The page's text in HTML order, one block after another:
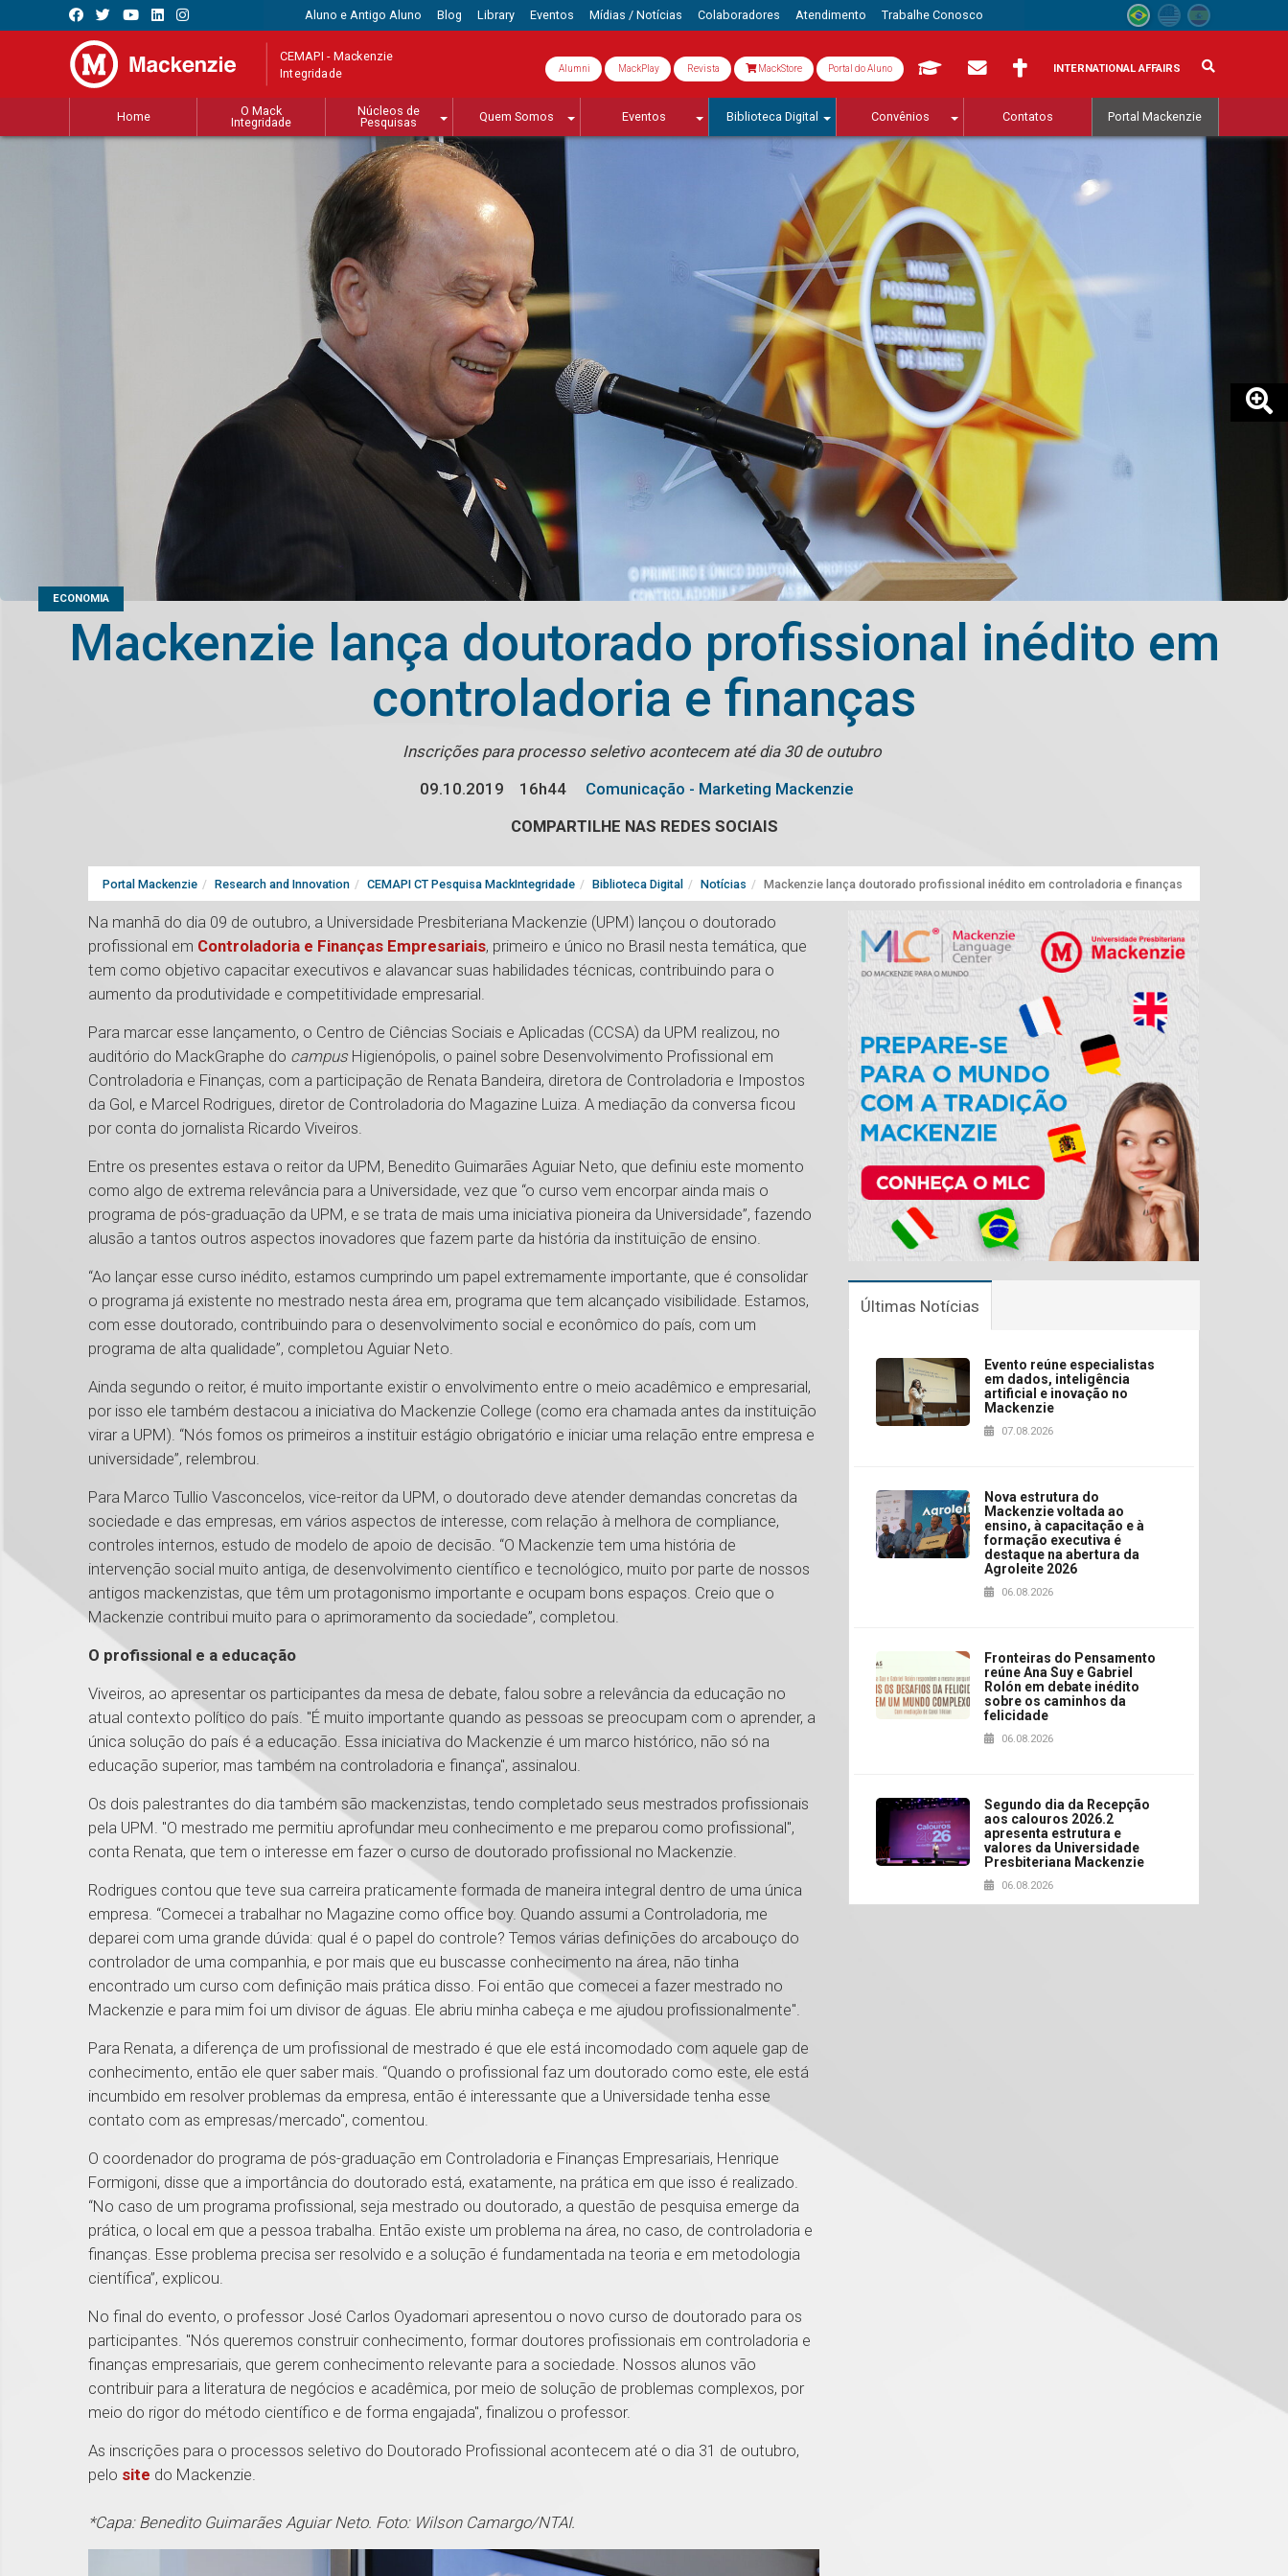
Aluno e Antigo Aluno Blog Library Eventos Mídias / Notícias Colaboradores Atendimento Trabalhe Conosco
CEMAPI - Mackenzie
Integridade Alumni MackPlay Revista MackStore Portal do Aluno INTERNATIONAL AFFAIRS
Home
O Mack
Integridade
Núcleos de
Pesquisas
Quem Somos Eventos Biblioteca Digital Convênios Contatos Portal Mackenzie
ECONOMIA
Mackenzie lança doutorado profissional inédito em
controladoria e finanças
Inscrições para processo seletivo acontecem até dia 30 de outubro
09.10.2019
16h44
Comunicação - Marketing Mackenzie
COMPARTILHE NAS REDES SOCIAIS
Portal Mackenzie Research and Innovation CEMAPI CT Pesquisa MackIntegridade Biblioteca Digital Notícias Mackenzie lança doutorado profissional inédito em controladoria e finanças
Na manhã do dia 09 de outubro, a Universidade Presbiteriana Mackenzie (UPM) lançou o doutorado
profissional em Controladoria e Finanças Empresariais, primeiro e único no Brasil nesta temática, que
tem como objetivo capacitar executivos e alavancar suas habilidades técnicas, contribuindo para o
aumento da produtividade e competitividade empresarial.
Para marcar esse lançamento, o Centro de Ciências Sociais e Aplicadas (CCSA) da UPM realizou, no
auditório do MackGraphe do campus Higienópolis, o painel sobre Desenvolvimento Profissional em
Controladoria e Finanças, com a participação de Renata Bandeira, diretora de Controladoria e Impostos
da Gol, e Marcel Rodrigues, diretor de Controladoria do Magazine Luiza. A mediação da conversa ficou
por conta do jornalista Ricardo Viveiros.
Entre os presentes estava o reitor da UPM, Benedito Guimarães Aguiar Neto, que definiu este momento
como algo de extrema relevância para a Universidade, vez que “o curso vem encorpar ainda mais o
programa de pós-graduação da UPM, e se trata de mais uma iniciativa pioneira da Universidade”, fazendo
alusão a tantos outros aspectos inovadores que fazem parte da história da instituição de ensino.
“Ao lançar esse curso inédito, estamos cumprindo um papel extremamente importante, que é consolidar
o programa já existente no mestrado nesta área em, programa que tem alcançado visibilidade. Estamos,
com esse doutorado, contribuindo para o desenvolvimento social e econômico do país, com um
programa de alta qualidade”, completou Aguiar Neto.
Ainda segundo o reitor, é muito importante existir o envolvimento entre o meio acadêmico e empresarial,
por isso ele também destacou a iniciativa do Mackenzie College (como era chamada antes da instituição
virar a UPM). “Nós fomos os primeiros a instituir estágio obrigatório e iniciar uma relação entre empresa e
universidade”, relembrou.
Para Marco Tullio Vasconcelos, vice-reitor da UPM, o doutorado deve atender demandas concretas da
sociedade e das empresas, em vários aspectos de interesse, com relação à melhora de compliance,
controles internos, estudo de modelo de apoio de decisão. “O Mackenzie tem uma história de
intervenção social muito antiga, de desenvolvimento científico e tecnológico, muito por parte de nossos
antigos mackenzistas, que têm um protagonismo importante e ocupam bons espaços. Creio que o
Mackenzie contribui muito para o aprimoramento da sociedade”, completou.
O profissional e a educação
Viveiros, ao apresentar os participantes da mesa de debate, falou sobre a relevância da educação no
atual contexto político do país. "É muito importante quando as pessoas se preocupam com o aprender, a
única solução do país é a educação. Essa iniciativa do Mackenzie é um marco histórico, não só na
educação superior, mas também na controladoria e finança", assinalou.
Os dois palestrantes do dia também são mackenzistas, tendo completado seus mestrados profissionais
pela UPM. "O mestrado me permitiu aprofundar meu conhecimento e me preparou como profissional",
conta Renata, que tem o interesse em fazer o curso de doutorado profissional no Mackenzie.
Rodrigues contou que teve sua carreira praticamente formada de maneira integral dentro de uma única
empresa. “Comecei a trabalhar no Magazine como office boy. Quando assumi a Controladoria, me
deparei com uma grande dúvida: qual é o papel do controle? Temos várias definições do arcabouço do
controlador de uma companhia, e por mais que eu buscasse conhecimento na área, não tinha
encontrado um curso com definição mais prática disso. Foi então que comecei a fazer mestrado no
Mackenzie e para mim foi um divisor de águas. Ele abriu minha cabeça e me ajudou profissionalmente".
Para Renata, a diferença de um profissional de mestrado é que ele está incomodado com aquele gap de
conhecimento, então ele quer saber mais. “Quando o profissional faz um doutorado como este, ele está
incumbido em resolver problemas da empresa, então é interessante que a Universidade tenha esse
contato com as empresas/mercado", comentou.
O coordenador do programa de pós-graduação em Controladoria e Finanças Empresariais, Henrique
Formigoni, disse que a importância do doutorado está, exatamente, na prática em que isso é realizado.
“No caso de um programa profissional, seja mestrado ou doutorado, a questão de pesquisa emerge da
prática, o local em que a pessoa trabalha. Então existe um problema na área, no caso, de controladoria e
finanças. Esse problema precisa ser resolvido e a solução é fundamentada na teoria e em metodologia
científica”, explicou.
No final do evento, o professor José Carlos Oyadomari apresentou o novo curso de doutorado para os
participantes. "Nós queremos construir conhecimento, formar doutores profissionais em controladoria e
finanças empresariais, que gerem conhecimento relevante para a sociedade. Nossos alunos vão
contribuir para a literatura de negócios e acadêmica, por meio de solução de problemas complexos, por
meio do rigor do método científico e de forma engajada", finalizou o professor.
As inscrições para o processos seletivo do Doutorado Profissional acontecem até o dia 31 de outubro,
pelo site do Mackenzie.
*Capa: Benedito Guimarães Aguiar Neto. Foto: Wilson Camargo/NTAI.
Últimas Notícias
Evento reúne especialistas
em dados, inteligência
artificial e inovação no
Mackenzie
07.08.2026
Nova estrutura do
Mackenzie voltada ao
ensino, à capacitação e à
formação executiva é
destaque na abertura da
Agroleite 2026
06.08.2026
Fronteiras do Pensamento
reúne Ana Suy e Gabriel
Rolón em debate inédito
sobre os caminhos da
felicidade
06.08.2026
Segundo dia da Recepção
aos calouros 2026.2
apresenta estrutura e
valores da Universidade
Presbiteriana Mackenzie
06.08.2026